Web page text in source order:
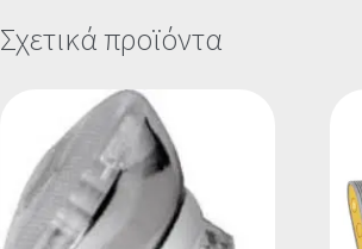
Σχετικά προϊόντα